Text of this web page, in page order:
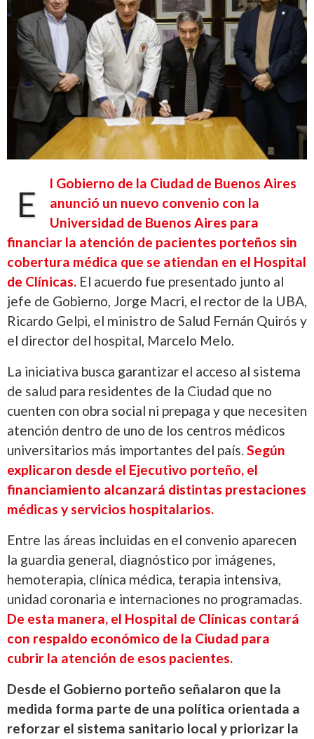
E
l Gobierno de la Ciudad de Buenos Aires
anunció un nuevo convenio con la
Universidad de Buenos Aires para
financiar la atención de pacientes porteños sin
cobertura médica que se atiendan en el Hospital
de Clínicas. El acuerdo fue presentado junto al
jefe de Gobierno, Jorge Macri, el rector de la UBA,
Ricardo Gelpi, el ministro de Salud Fernán Quirós y
el director del hospital, Marcelo Melo.
La iniciativa busca garantizar el acceso al sistema
de salud para residentes de la Ciudad que no
cuenten con obra social ni prepaga y que necesiten
atención dentro de uno de los centros médicos
universitarios más importantes del país. Según
explicaron desde el Ejecutivo porteño, el
financiamiento alcanzará distintas prestaciones
médicas y servicios hospitalarios.
Entre las áreas incluidas en el convenio aparecen
la guardia general, diagnóstico por imágenes,
hemoterapia, clínica médica, terapia intensiva,
unidad coronaria e internaciones no programadas.
De esta manera, el Hospital de Clínicas contará
con respaldo económico de la Ciudad para
cubrir la atención de esos pacientes.
Desde el Gobierno porteño señalaron que la
medida forma parte de una política orientada a
reforzar el sistema sanitario local y priorizar la